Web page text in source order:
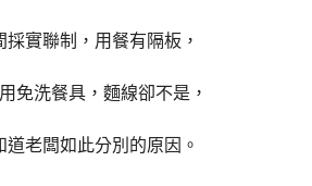
採實聯制，用餐有隔板，
免洗餐具，麵線卻不是，
道老闆如此分別的原因。